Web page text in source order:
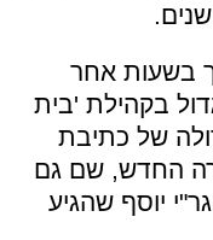
בשעות אחר
בקהילת 'בית
של כתיבת
החדש, שם גם
יוסף שהגיע